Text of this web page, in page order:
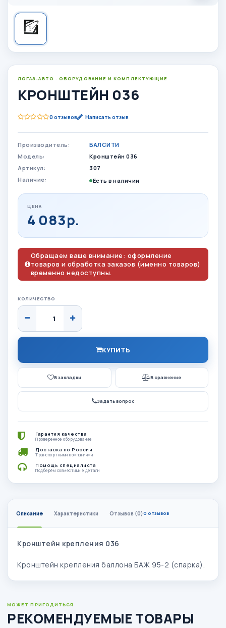
ЛОГАЗ-АВТО · ОБОРУДОВАНИЕ И КОМПЛЕКТУЮЩИЕ
КРОНШТЕЙН 036
0 отзывов Написать отзыв
Производитель:
БАЛСИТИ
Модель:
Кронштейн 036
Артикул:
307
Наличие:
Есть в наличии
ЦЕНА
4 083р.
Обращаем ваше внимание: оформление
товаров и обработка заказов (именно товаров)
временно недоступны.
КОЛИЧЕСТВО
КУПИТЬ
В закладки В сравнение
Задать вопрос
Гарантия качества
Проверенное оборудование
Доставка по России
Транспортными компаниями
Помощь специалиста
Подберём совместимые детали
Описание Характеристики Отзывов (0)0 отзывов
Кронштейн крепления 036
Кронштейн крепления баллона БАЖ 95-2 (спарка).
МОЖЕТ ПРИГОДИТЬСЯ
РЕКОМЕНДУЕМЫЕ ТОВАРЫ